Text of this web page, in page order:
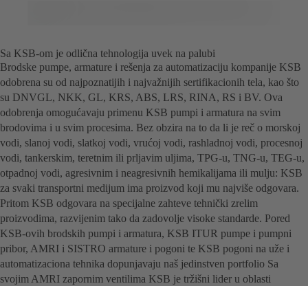
Sa KSB-om je odlična tehnologija uvek na palubi
Brodske pumpe, armature i rešenja za automatizaciju kompanije KSB
odobrena su od najpoznatijih i najvažnijih sertifikacionih tela, kao što
su DNVGL, NKK, GL, KRS, ABS, LRS, RINA, RS i BV. Ova
odobrenja omogućavaju primenu KSB pumpi i armatura na svim
brodovima i u svim procesima. Bez obzira na to da li je reč o morskoj
vodi, slanoj vodi, slatkoj vodi, vrućoj vodi, rashladnoj vodi, procesnoj
vodi, tankerskim, teretnim ili prljavim uljima, TPG-u, TNG-u, TEG-u,
otpadnoj vodi, agresivnim i neagresivnih hemikalijama ili mulju: KSB
za svaki transportni medijum ima proizvod koji mu najviše odgovara.
Pritom KSB odgovara na specijalne zahteve tehnički zrelim
proizvodima, razvijenim tako da zadovolje visoke standarde. Pored
KSB-ovih brodskih pumpi i armatura, KSB ITUR pumpe i pumpni
pribor, AMRI i SISTRO armature i pogoni te KSB pogoni na uže i
automatizaciona tehnika dopunjavaju naš jedinstven portfolio Sa
svojim AMRI zapornim ventilima KSB je tržišni lider u oblasti